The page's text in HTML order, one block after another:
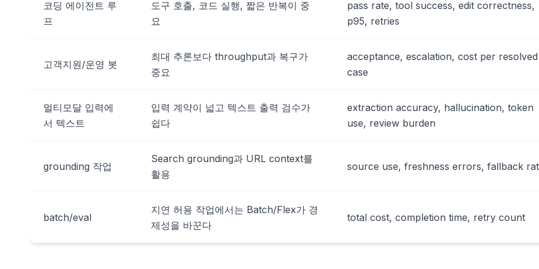
코딩 에이전트 루
프
도구 호출, 코드 실행, 짧은 반복이 중
요
pass rate, tool success, edit correctness,
p95, retries
고객지원/운영 봇
최대 추론보다 throughput과 복구가
중요
acceptance, escalation, cost per resolved
case
멀티모달 입력에
서 텍스트
입력 계약이 넓고 텍스트 출력 검수가
쉽다
extraction accuracy, hallucination, token
use, review burden
grounding 작업
Search grounding과 URL context를
활용
source use, freshness errors, fallback
batch/eval
지연 허용 작업에서는 Batch/Flex가 경
제성을 바꾼다
total cost, completion time, retry count